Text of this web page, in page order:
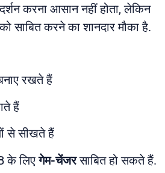
करना आसान नहीं होता, लेकिन
साबित करने का शानदार मौका है.
रखते हैं
हैं
से सीखते हैं
के लिएगेम-चेंजरसाबित हो सकते हैं.